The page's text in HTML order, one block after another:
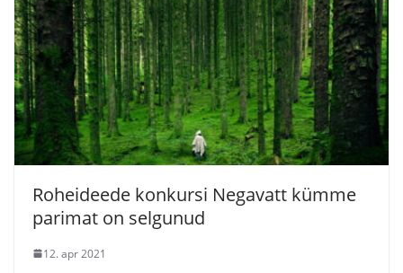
Roheideede konkursi Negavatt kümme
parimat on selgunud
12. apr 2021